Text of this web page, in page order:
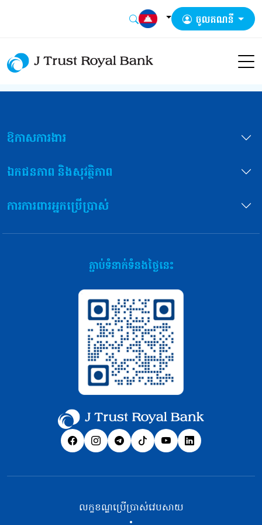
ចូលគណនី
ឱកាសការងារ
ឯកជនភាព និងសុវត្ថិភាព
ការការពារអ្នកប្រើប្រាស់
ភ្ជាប់ទំនាក់ទំនងថ្ងៃនេះ
លក្ខខណ្ឌប្រើប្រាស់វេបសាយ